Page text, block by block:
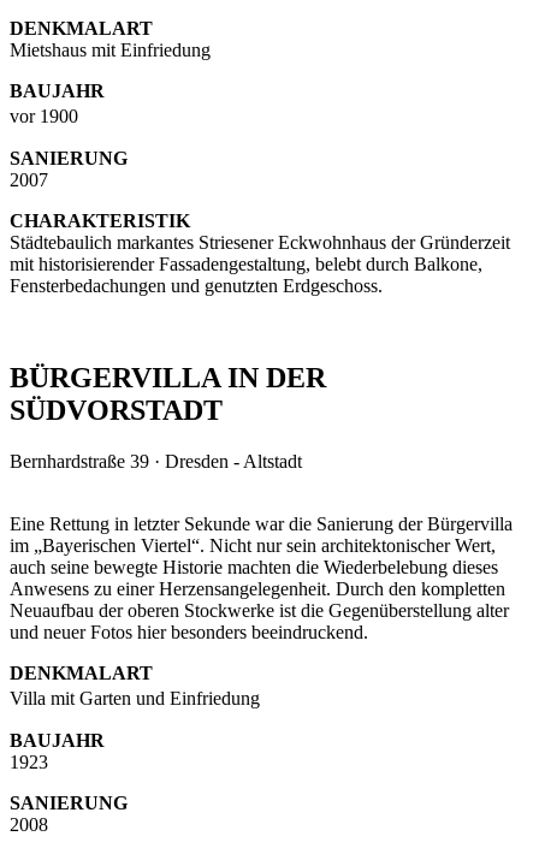
DENKMALART
Mietshaus mit Einfriedung
BAUJAHR
vor 1900
SANIERUNG
2007
CHARAKTERISTIK
Städtebaulich markantes Striesener Eckwohnhaus der Gründerzeit
mit historisierender Fassadengestaltung, belebt durch Balkone,
Fensterbedachungen und genutzten Erdgeschoss.
BÜRGERVILLA IN DER
SÜDVORSTADT
Bernhardstraße 39 · Dresden - Altstadt
Eine Rettung in letzter Sekunde war die Sanierung der Bürgervilla
im „Bayerischen Viertel“. Nicht nur sein architektonischer Wert,
auch seine bewegte Historie machten die Wiederbelebung dieses
Anwesens zu einer Herzensangelegenheit. Durch den kompletten
Neuaufbau der oberen Stockwerke ist die Gegenüberstellung alter
und neuer Fotos hier besonders beeindruckend.
DENKMALART
Villa mit Garten und Einfriedung
BAUJAHR
1923
SANIERUNG
2008